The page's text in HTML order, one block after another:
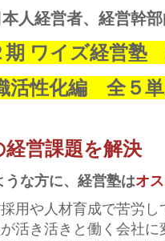
本人経営者、経営幹
期 ワイズ経営塾
活性化編 全５単
経営課題を解決
うな方に、経営塾はオ
用や人材育成で苦労し
活き活きと働く会社に